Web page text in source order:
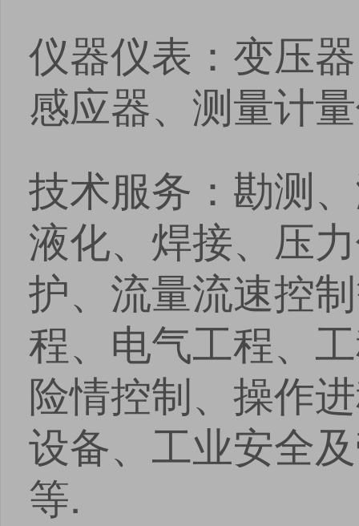
仪器仪表：变压
感应器、测量计
技术服务：勘测
液化、焊接、压
护、流量流速控
程、电气工程、
险情控制、操作
设备、工业安全
等.